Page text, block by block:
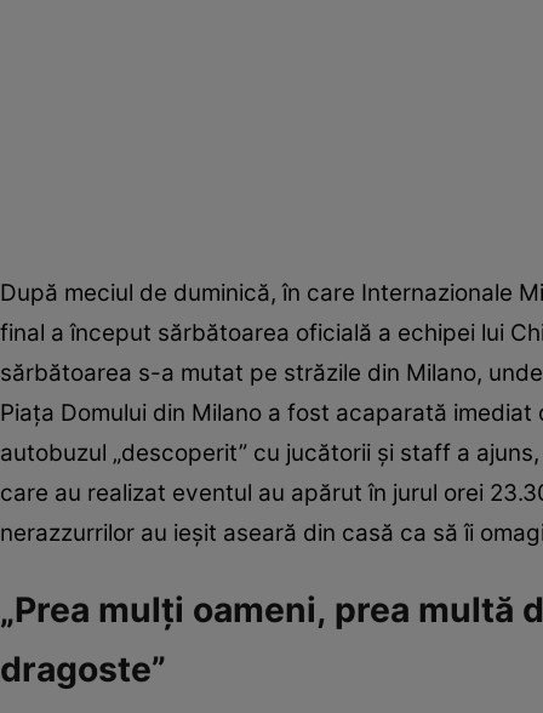
După meciul de duminică, în care Internazionale
final a început sărbătoarea oficială a echipei lui
sărbătoarea s-a mutat pe străzile din Milano,
Piaţa Domului din Milano a fost acaparată
autobuzul „descoperit” cu jucătorii şi staff a
care au realizat eventul au apărut în jurul orei
nerazzurrilor au ieşit aseară din casă ca să îi
„Prea mulți oameni, prea multă
dragoste”